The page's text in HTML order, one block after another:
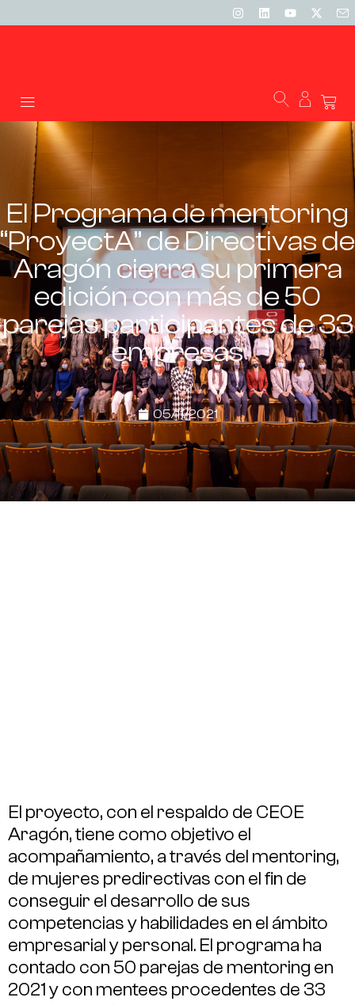
El Programa de mentoring
“ProyectA” de Directivas de
Aragón cierra su primera
edición con más de 50
parejas participantes de 33
empresas
05/11/2021
El proyecto, con el respaldo de CEOE
Aragón, tiene como objetivo el
acompañamiento, a través del mentoring,
de mujeres predirectivas con el fin de
conseguir el desarrollo de sus
competencias y habilidades en el ámbito
empresarial y personal. El programa ha
contado con 50 parejas de mentoring en
2021 y con mentees procedentes de 33